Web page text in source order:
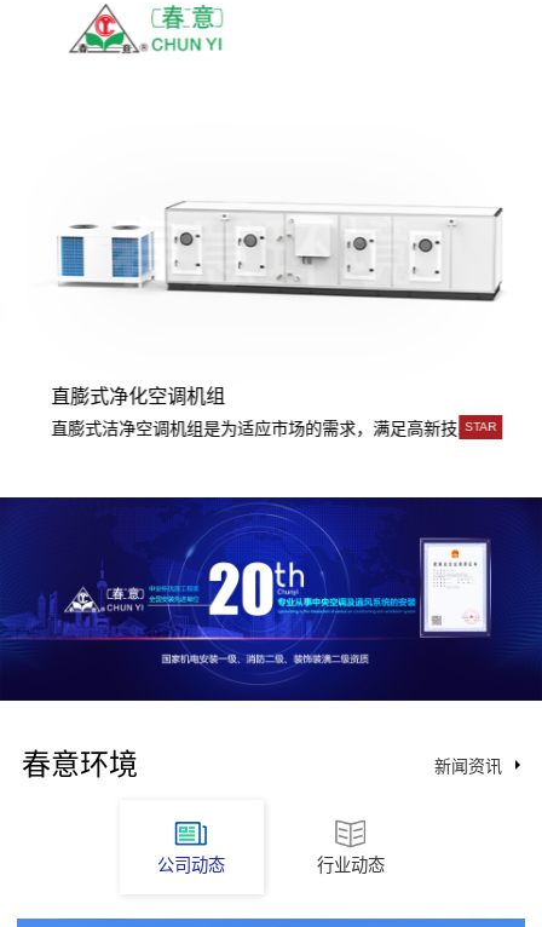
造，再依据不同的使用要求加以组合，从一般性的舒适性空调
直膨式净化空调机组
直膨式洁净空调机组是为适应市场的需求，满足高新技术及科研
STAR
春意环境 新闻资讯
公司动态 行业动态